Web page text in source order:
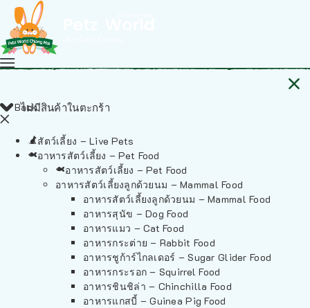
ไม่มีสินค้าในตะกร้า
Back
สัตว์เลี้ยง – Live Pets
อาหารสัตว์เลี้ยง – Pet Food
อาหารสัตว์เลี้ยง – Pet Food
อาหารสัตว์เลี้ยงลูกด้วยนม – Mammal Food
อาหารสัตว์เลี้ยงลูกด้วยนม – Mammal Food
อาหารสุนัข – Dog Food
อาหารแมว – Cat Food
อาหารกระต่าย – Rabbit Food
อาหารชูก้าร์ไกลเดอร์ – Sugar Glider Food
อาหารกระรอก – Squirrel Food
อาหารชินชิล่า – Chinchilla Food
อาหารแกสบี้ – Guinea Pig Food